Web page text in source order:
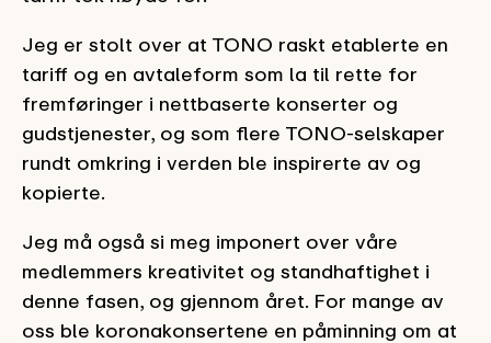
Jeg er stolt over at TONO raskt etablerte en
tariff og en avtaleform som la til rette for
fremføringer i nettbaserte konserter og
gudstjenester, og som flere TONO-selskaper
rundt omkring i verden ble inspirerte av og
kopierte.
Jeg må også si meg imponert over våre
medlemmers kreativitet og standhaftighet i
denne fasen, og gjennom året. For mange av
oss ble koronakonsertene en påminning om at